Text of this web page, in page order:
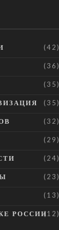
(42)
(36)
(35)
(35)
(32)
(29)
(24)
(23)
(13)
РОССИИ(12)